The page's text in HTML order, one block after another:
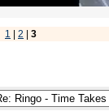
1 2
3